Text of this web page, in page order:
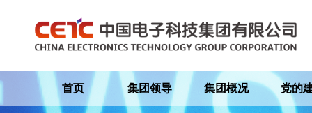
首页 集团领导 集团概况 党的